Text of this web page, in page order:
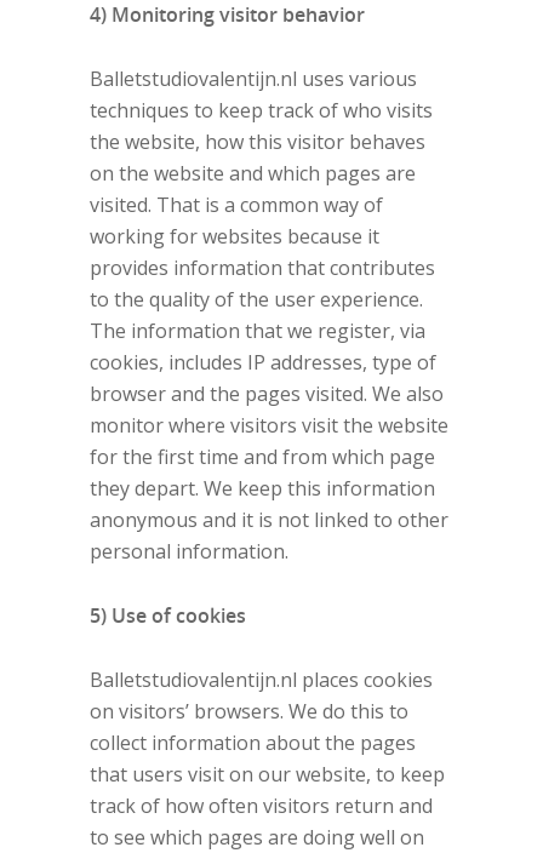
4) Monitoring visitor behavior
Balletstudiovalentijn.nl uses various
techniques to keep track of who visits
the website, how this visitor behaves
on the website and which pages are
visited. That is a common way of
working for websites because it
provides information that contributes
to the quality of the user experience.
The information that we register, via
cookies, includes IP addresses, type of
browser and the pages visited. We also
monitor where visitors visit the website
for the first time and from which page
they depart. We keep this information
anonymous and it is not linked to other
personal information.
5) Use of cookies
Balletstudiovalentijn.nl places cookies
on visitors’ browsers. We do this to
collect information about the pages
that users visit on our website, to keep
track of how often visitors return and
to see which pages are doing well on